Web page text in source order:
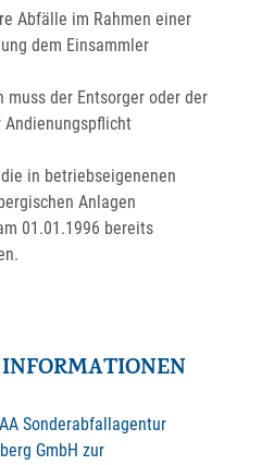
Abfälle im Rahmen einer
dem Einsammler
muss der Entsorger oder der
Andienungspflicht
in betriebseigenenen
Anlagen
01.01.1996 bereits
Sonderabfallagentur
GmbH zur